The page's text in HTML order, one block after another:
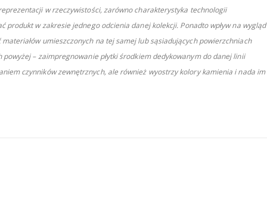
w rzeczywistości, zarówno charakterystyka technologii
w zakresie jednego odcienia danej kolekcji. Ponadto wpływ na wygląd
umieszczonych na tej samej lub sąsiadujących powierzchniach
– zaimpregnowanie płytki środkiem dedykowanym do danej linii
czynników zewnętrznych, ale również wyostrzy kolory kamienia i nada im